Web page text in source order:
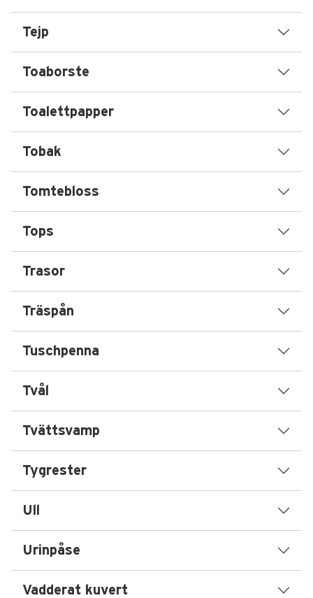
Tejp
Toaborste
Toalettpapper
Tobak
Tomtebloss
Tops
Trasor
Träspån
Tuschpenna
Tvål
Tvättsvamp
Tygrester
Ull
Urinpåse
Vadderat kuvert